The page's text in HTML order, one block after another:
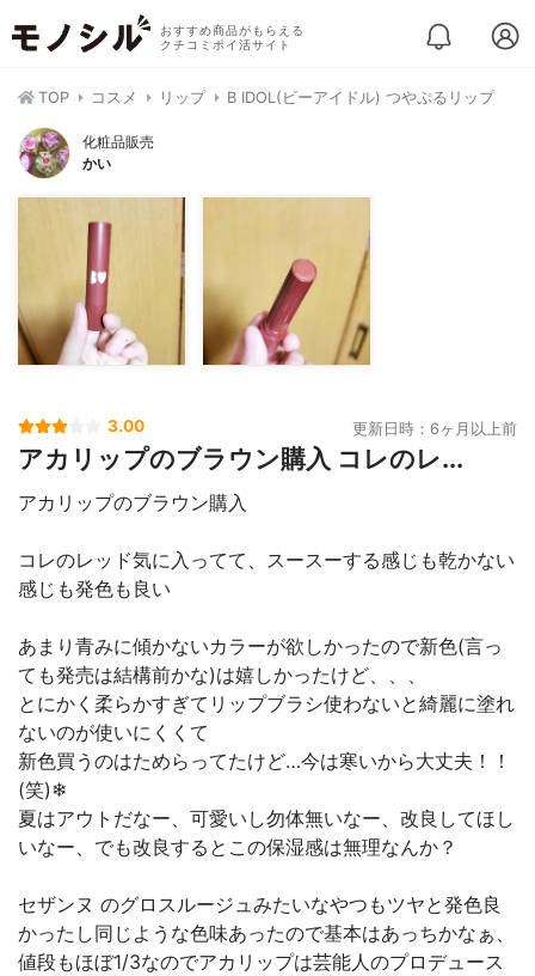
おすすめ商品がもらえる
クチコミポイ活サイト
TOP コスメ リップ B IDOL(ビーアイドル) つやぷるリップ
化粧品販売
かい
3.00 更新日時：6ヶ月以上前
アカリップのブラウン購入 コレのレ...
アカリップのブラウン購入
コレのレッド気に入ってて、スースーする感じも乾かない
感じも発色も良い
あまり青みに傾かないカラーが欲しかったので新色(言っ
ても発売は結構前かな)は嬉しかったけど、、、
とにかく柔らかすぎてリップブラシ使わないと綺麗に塗れ
ないのが使いにくくて
新色買うのはためらってたけど…今は寒いから大丈夫！！
(笑)❄
夏はアウトだなー、可愛いし勿体無いなー、改良してほし
いなー、でも改良するとこの保湿感は無理なんか？
セザンヌ のグロスルージュみたいなやつもツヤと発色良
かったし同じような色味あったので基本はあっちかなぁ、
値段もほぼ1/3なのでアカリップは芸能人のプロデュース